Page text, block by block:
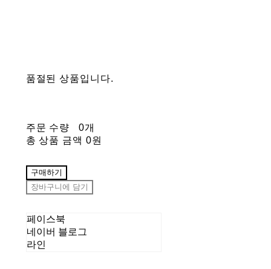
품절된 상품입니다.
주문 수량
0개
총 상품 금액 0원
구매하기
장바구니에 담기
페이스북
네이버 블로그
라인